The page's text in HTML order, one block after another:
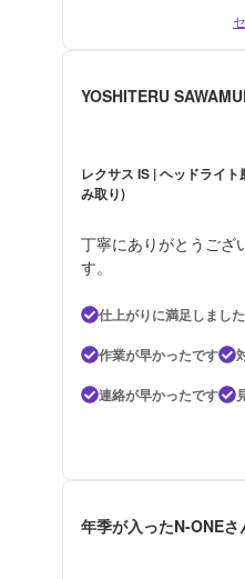
YOSHITERU
レクサス IS | ヘッドライ
み取り)
丁寧にありがとうござ
す。
仕上がりに満足しました
作業が早かったです
連絡が早かったです
年季が入ったN-ONEさ